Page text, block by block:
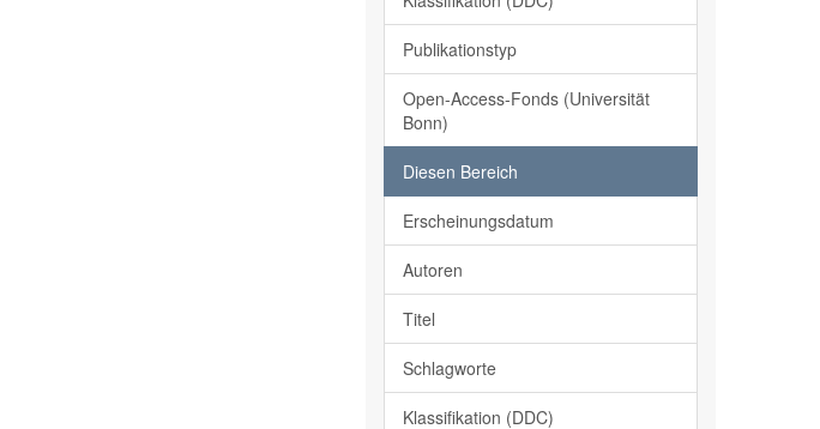
Publikationstyp
Open-Access-Fonds (Universität
Bonn)
Diesen Bereich
Erscheinungsdatum
Autoren
Titel
Schlagworte
Klassifikation (DDC)